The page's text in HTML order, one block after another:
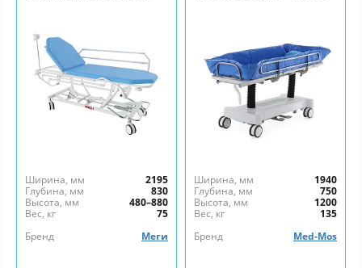
Ширина, мм
2195
Глубина, мм
830
Высота, мм
480–880
Вес, кг
75
Бренд
Меги
Ширина, мм
1940
Глубина, мм
750
Высота, мм
1200
Вес, кг
135
Бренд
Med-Mos